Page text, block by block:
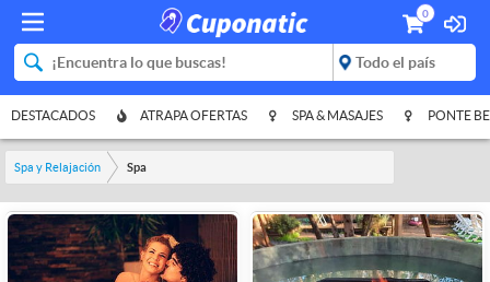
0
DESTACADOS ATRAPA OFERTAS SPA & MASAJES PONTE
Spa y Relajación Spa